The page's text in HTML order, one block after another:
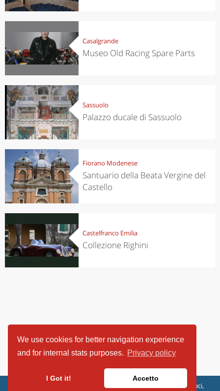
We use cookies for better navigation experience
and for internal stats purposes. Privacy policy
I Got it! Accetto
Casalgrande
Museo Old Racing Spare Parts
Sassuolo
Palazzo ducale di Sassuolo
Fiorano Modenese
Santuario della Beata Vergine del
Castello
Castelfranco Emilia
Collezione Righini
ViaggiArt - © 2013-2026 Altrama Italia SRL | Piazza Caduti di Capaci,